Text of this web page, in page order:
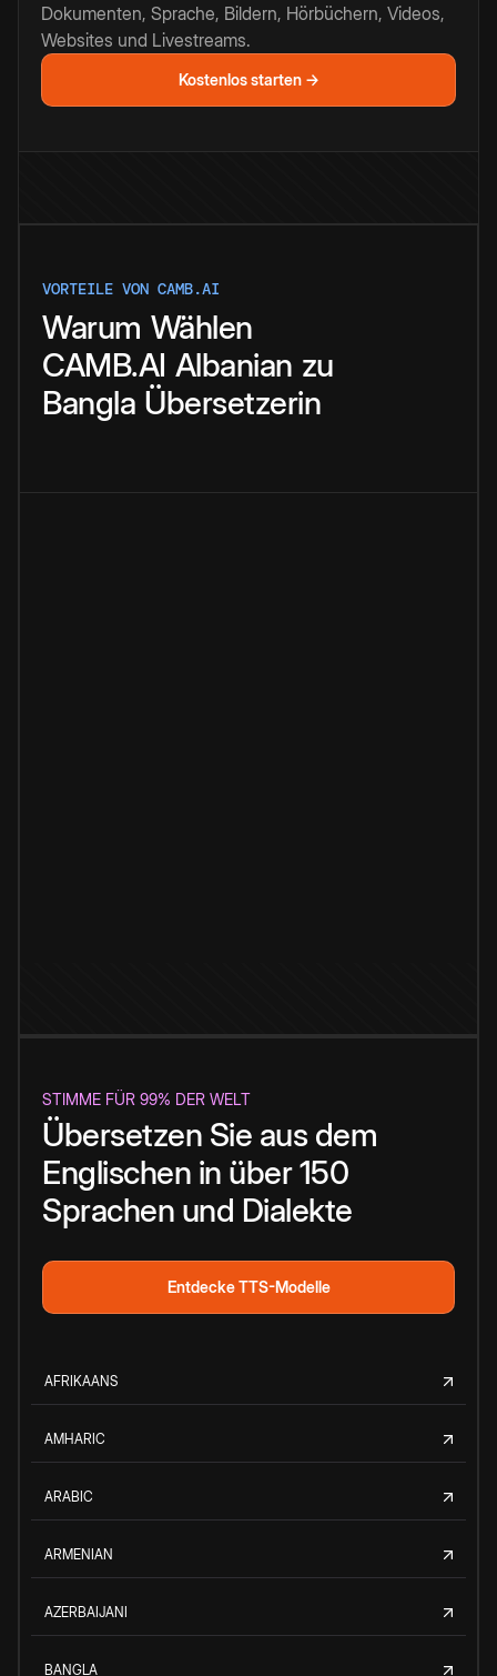
Dokumenten, Sprache, Bildern, Hörbüchern, Videos,
Websites und Livestreams.
Kostenlos starten →
VORTEILE VON CAMB.AI
Warum Wählen
CAMB.AI Albanian zu
Bangla Übersetzerin
STIMME FÜR 99% DER WELT
Übersetzen Sie aus dem
Englischen in über 150
Sprachen und Dialekte
Entdecke TTS-Modelle
AFRIKAANS
AMHARIC
ARABIC
ARMENIAN
AZERBAIJANI
BANGLA